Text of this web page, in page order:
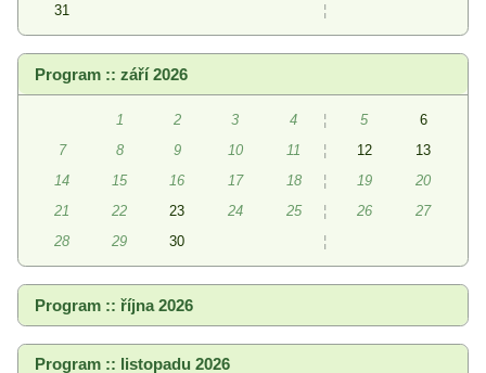
31
¦
Program :: září 2026
1 2 3 4 ¦ 5
6
7
8 9 10 11 ¦ 12
13
14
15 16 17 18 ¦ 19
20
21
22 23 24 25 ¦ 26
27
28
29 30 ¦
Program :: října 2026
Program :: listopadu 2026